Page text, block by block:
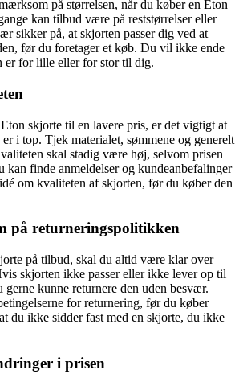
på størrelsen, når du køber en Eton
kan tilbud være på reststørrelser eller
sikker på, at skjorten passer dig ved at
før du foretager et køb. Du vil ikke ende
er for lille eller for stor til dig.
skjorte til en lavere pris, er det vigtigt at
i top. Tjek materialet, sømmene og generelt
skal stadig være høj, selvom prisen
kan finde anmeldelser og kundeanbefalinger
om kvaliteten af skjorten, før du køber den
på returneringspolitikken
på tilbud, skal du altid være klar over
skjorten ikke passer eller ikke lever op til
kunne returnere den uden besvær.
for returnering, før du køber
du ikke sidder fast med en skjorte, du ikke
i prisen